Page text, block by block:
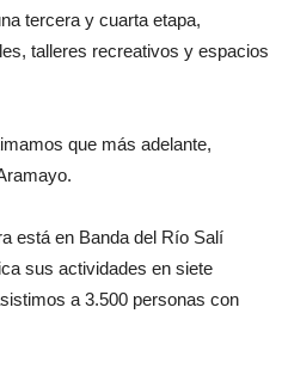
tercera y cuarta etapa,
talleres recreativos y espacios
que más adelante,
está en Banda del Río Salí
sus actividades en siete
a 3.500 personas con